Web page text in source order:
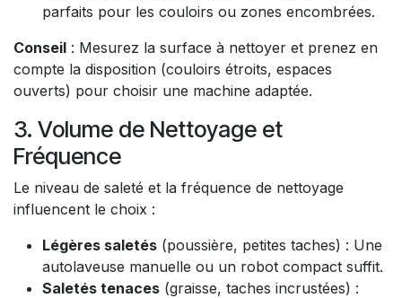
parfaits pour les couloirs ou zones encombrées.
Conseil : Mesurez la surface à nettoyer et prenez en
compte la disposition (couloirs étroits, espaces
ouverts) pour choisir une machine adaptée.
3. Volume de Nettoyage et
Fréquence
Le niveau de saleté et la fréquence de nettoyage
influencent le choix :
Légères saletés (poussière, petites taches) : Une
autolaveuse manuelle ou un robot compact suffit.
Saletés tenaces (graisse, taches incrustées) :